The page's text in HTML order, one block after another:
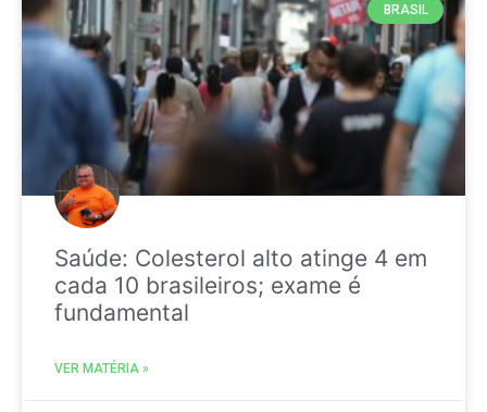
BRASIL
Saúde: Colesterol alto atinge 4 em
cada 10 brasileiros; exame é
fundamental
VER MATÉRIA »